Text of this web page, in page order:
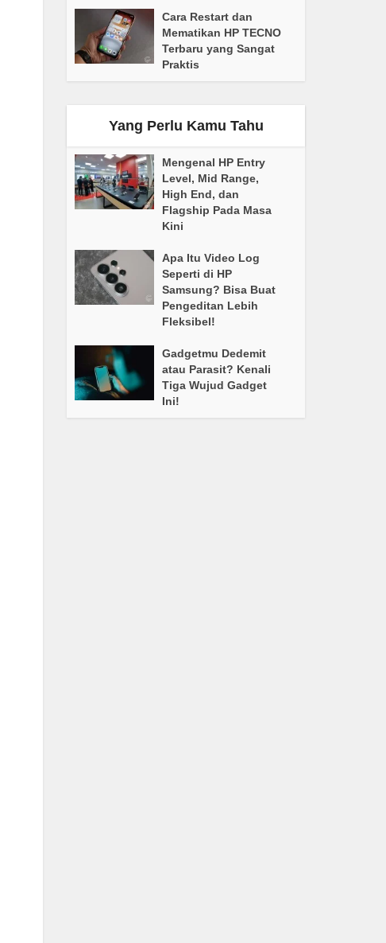
Cara Restart dan
Mematikan HP TECNO
Terbaru yang Sangat
Praktis
Yang Perlu Kamu Tahu
Mengenal HP Entry
Level, Mid Range,
High End, dan
Flagship Pada Masa
Kini
Apa Itu Video Log
Seperti di HP
Samsung? Bisa Buat
Pengeditan Lebih
Fleksibel!
Gadgetmu Dedemit
atau Parasit? Kenali
Tiga Wujud Gadget
Ini!